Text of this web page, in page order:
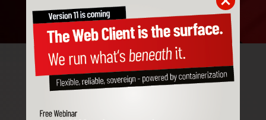
Important notes from
our Data Protection